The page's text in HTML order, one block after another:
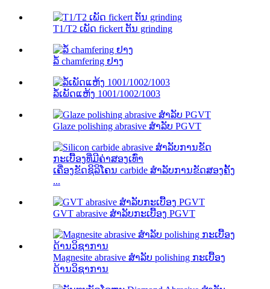
T1/T2 ເພັດ fickert ຕັນ grinding
ລໍ້ chamfering ຢາງ
ລໍ້ເພັດແຫ້ງ 1001/1002/1003
Glaze polishing abrasive ສໍາລັບ PGVT
ເຄື່ອງຂັດຊິລິໂຄນ carbide ສໍາລັບການຂັດສອງຄັ້ງ
...
GVT abrasive ສໍາລັບກະເບື້ອງ PGVT
Magnesite abrasive ສໍາລັບ polishing ກະເບື້ອງ
ດ້ານວິຊາການ